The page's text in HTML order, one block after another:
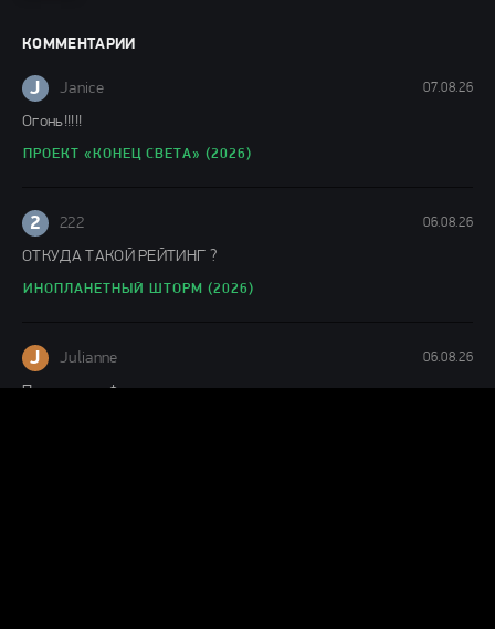
фильмы онлайн
КОММЕНТАРИИ
J Janice 07.08.26
Огонь!!!!!
ПРОЕКТ «КОНЕЦ СВЕТА» (2026)
2 222 06.08.26
ОТКУДА ТАКОЙ РЕЙТИНГ ?
ИНОПЛАНЕТНЫЙ ШТОРМ (2026)
J Julianne 06.08.26
Понравился фильм